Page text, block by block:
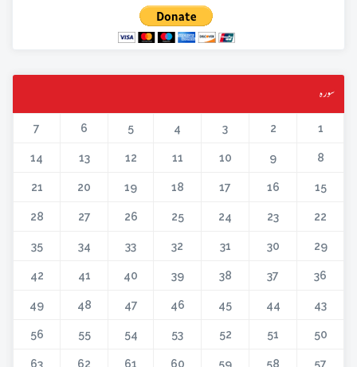
سورہ
1
2
3
4
5
6
7
8
9
10
11
12
13
14
15
16
17
18
19
20
21
22
23
24
25
26
27
28
29
30
31
32
33
34
35
36
37
38
39
40
41
42
43
44
45
46
47
48
49
50
51
52
53
54
55
56
57
58
59
60
61
62
63